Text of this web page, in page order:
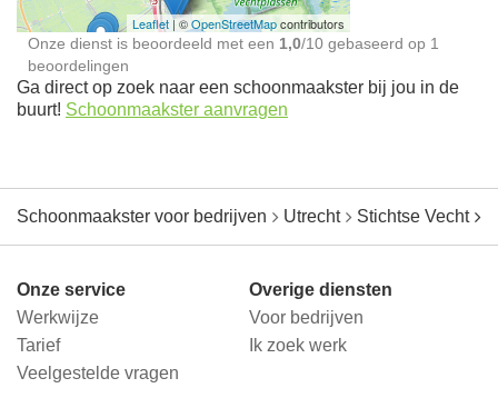
Leaflet| ©OpenStreetMapcontributors
Onze dienst is beoordeeld met een 1,0/10 gebaseerd op 1
beoordelingen
Ga direct op zoek naar een schoonmaakster bij jou in de
buurt! Schoonmaakster aanvragen
Schoonmaakster voor bedrijven Utrecht Stichtse Vecht
Onze service
Werkwijze
Tarief
Veelgestelde vragen
Overige diensten
Voor bedrijven
Ik zoek werk